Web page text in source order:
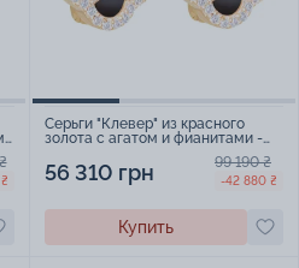
Серьги "Клевер" из красного
золота с агатом и фианитами -
56 310 грн 99 190 ₴
-42 880 ₴
Купить